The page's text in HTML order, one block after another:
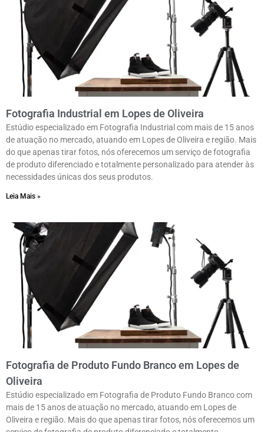
Fotografia Industrial em Lopes de Oliveira
Estúdio especializado em Fotografia Industrial com mais de 15 anos
de atuação no mercado, atuando em Lopes de Oliveira e região. Mais
do que apenas tirar fotos, nós oferecemos um serviço de fotografia
de produto diferenciado e totalmente personalizado para atender às
necessidades únicas dos seus produtos.
Leia Mais »
Fotografia de Produto Fundo Branco em Lopes de
Oliveira
Estúdio especializado em Fotografia de Produto Fundo Branco com
mais de 15 anos de atuação no mercado, atuando em Lopes de
Oliveira e região. Mais do que apenas tirar fotos, nós oferecemos um